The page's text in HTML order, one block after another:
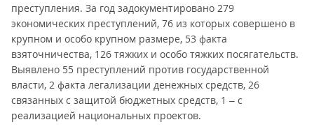
преступления. За год задокументировано 279
экономических преступлений, 76 из которых совершено в
крупном и особо крупном размере, 53 факта
взяточничества, 126 тяжких и особо тяжких посягательств.
Выявлено 55 преступлений против государственной
власти, 2 факта легализации денежных средств, 26
связанных с защитой бюджетных средств, 1 – с
реализацией национальных проектов.